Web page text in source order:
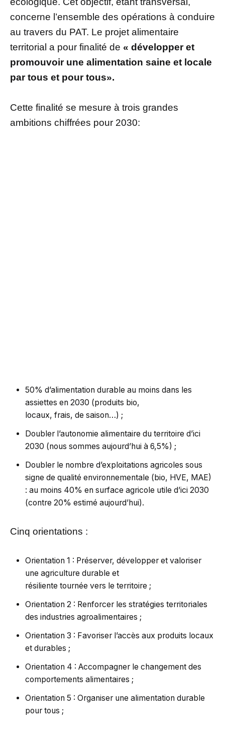
concerne l’ensemble des opérations à conduire
au travers du PAT. Le projet alimentaire
territorial a pour finalité de « développer et
promouvoir une alimentation saine et locale
par tous et pour tous».
Cette finalité se mesure à trois grandes
ambitions chiffrées pour 2030:
50% d’alimentation durable au moins dans les
assiettes en 2030 (produits bio,
locaux, frais, de saison…) ;
Doubler l’autonomie alimentaire du territoire d’ici
2030 (nous sommes aujourd’hui à 6,5%) ;
Doubler le nombre d’exploitations agricoles sous
signe de qualité environnementale (bio, HVE, MAE)
: au moins 40% en surface agricole utile d’ici 2030
(contre 20% estimé aujourd’hui).
Cinq orientations :
Orientation 1 : Préserver, développer et valoriser
une agriculture durable et
résiliente tournée vers le territoire ;
Orientation 2 : Renforcer les stratégies territoriales
des industries agroalimentaires ;
Orientation 3 : Favoriser l’accès aux produits locaux
et durables ;
Orientation 4 : Accompagner le changement des
comportements alimentaires ;
Orientation 5 : Organiser une alimentation durable
pour tous ;